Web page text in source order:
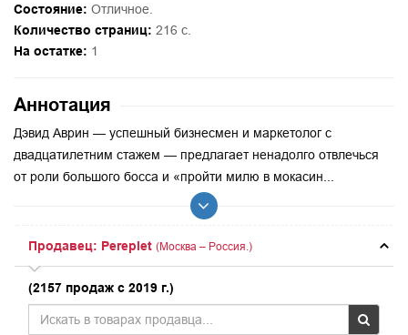
Состояние: Отличное.
Количество страниц: 216 с.
На остатке: 1
Аннотация
Дэвид Аврин — успешный бизнесмен и маркетолог с
двадцатилетним стажем — предлагает ненадолго отвлечься
от роли большого босса и «пройти милю в мокасин...
Продавец: Pereplet (Москва – Россия.)
(2157 продаж с 2019 г.)